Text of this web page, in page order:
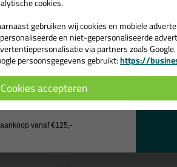
Speciaal op afdichtingkitten van OTTO
& tricks voor Otto
volgende blogs wordt dit product gebruikt:
Welke Otto primer heb ik nodig?
gebruiken wij cookies en mobiele
en niet-gepersonaliseerde
via partners zoals
persoonsgegevens gebruikt:https://
Cookies accepteren
de actiecode ›
geen cadeau
vanaf €125,-